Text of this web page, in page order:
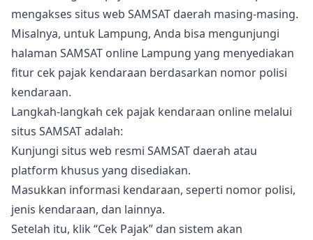
mengakses situs web SAMSAT daerah masing-masing.
Misalnya, untuk Lampung, Anda bisa mengunjungi
halaman SAMSAT online Lampung yang menyediakan
fitur cek pajak kendaraan berdasarkan nomor polisi
kendaraan.
Langkah-langkah cek pajak kendaraan online melalui
situs SAMSAT adalah:
Kunjungi situs web resmi SAMSAT daerah atau
platform khusus yang disediakan.
Masukkan informasi kendaraan, seperti nomor polisi,
jenis kendaraan, dan lainnya.
Setelah itu, klik “Cek Pajak” dan sistem akan